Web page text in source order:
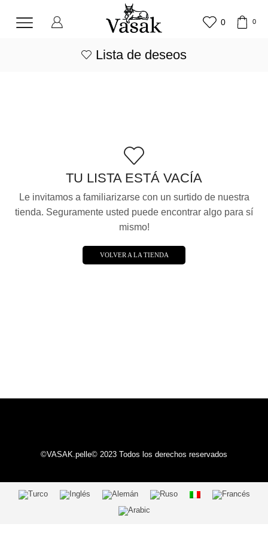
0 0
Lista de deseos
TU LISTA ESTÁ VACÍA
Le invitamos a familiarizarse con un surtido de nuestra
tienda. Seguramente usted puede encontrar algo para sí
mismo!
VOLVER A LA TIENDA
©VASAK.pelle© 2023 Todos los derechos reservados